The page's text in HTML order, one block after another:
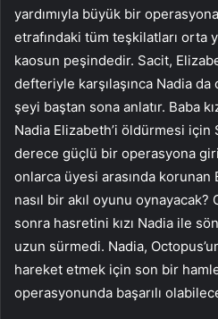
yardımıyla büyük bir
etrafındaki tüm teşkilatları
kaosun peşindedir. Sacit,
defteriyle karşılaşınca Nadia da
şeyi baştan sona anlatır. Baba
Nadia Elizabeth’i öldürmesi için
derece güçlü bir operasyona
onlarca üyesi arasında korunan
nasıl bir akıl oyunu oynayacak?
sonra hasretini kızı Nadia ile
uzun sürmedi. Nadia,
hareket etmek için son bir
operasyonunda başarılı